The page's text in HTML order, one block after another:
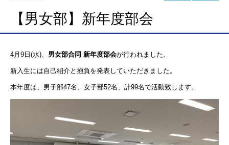
【男女部】新年度部会
4月9日(水)、 男女部合同 新年度部会が行われました。
新入生には自己紹介と抱負を発表していただきました。
本年度は、男子部47名、女子部52名、計99名で活動致します。